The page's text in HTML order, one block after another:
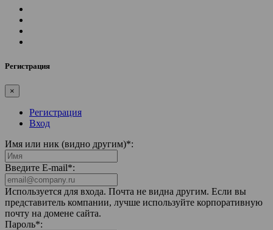
Регистрация
×
Регистрация
Вход
Имя или ник (видно другим)*:
Введите E-mail*:
Используется для входа. Почта не видна другим. Если вы
представитель компании, лучше используйте корпоративную
почту на домене сайта.
Пароль*: